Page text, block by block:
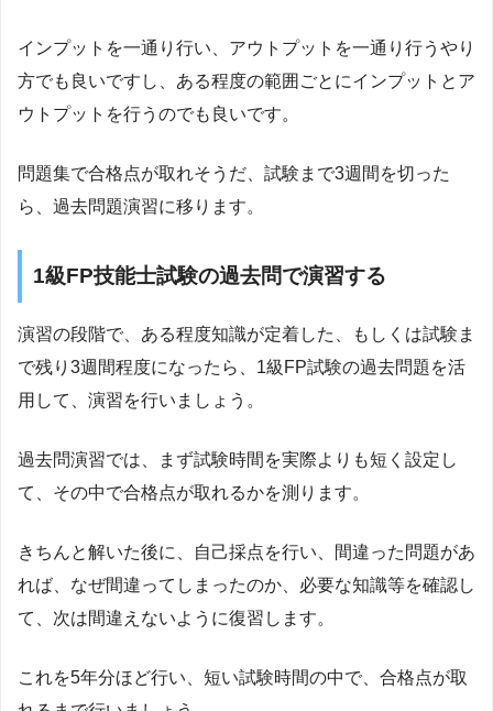
インプットを一通り行い、アウトプットを一通り行うやり
方でも良いですし、ある程度の範囲ごとにインプットとア
ウトプットを行うのでも良いです。
問題集で合格点が取れそうだ、試験まで3週間を切った
ら、過去問題演習に移ります。
1級FP技能士試験の過去問で演習する
演習の段階で、ある程度知識が定着した、もしくは試験ま
で残り3週間程度になったら、1級FP試験の過去問題を活
用して、演習を行いましょう。
過去問演習では、まず試験時間を実際よりも短く設定し
て、その中で合格点が取れるかを測ります。
きちんと解いた後に、自己採点を行い、間違った問題があ
れば、なぜ間違ってしまったのか、必要な知識等を確認し
て、次は間違えないように復習します。
これを5年分ほど行い、短い試験時間の中で、合格点が取